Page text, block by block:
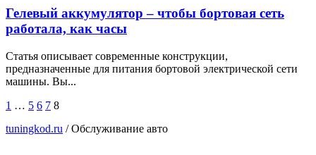
Гелевый аккумулятор – чтобы бортовая сеть
работала, как часы
Статья описывает современные конструкции,
предназначенные для питания бортовой электрической сети
машины. Вы...
1 … 5 6 7 8
tuningkod.ru /Обслуживание авто